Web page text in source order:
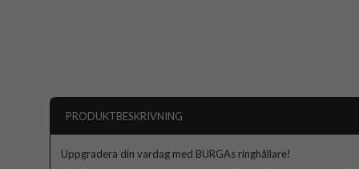
PRODUKTBESKRIVNING
Uppgradera din vardag med BURGAs ringhållare!